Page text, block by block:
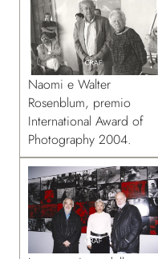
Naomi e Walter
Rosenblum, premio
International Award of
Photography 2004.